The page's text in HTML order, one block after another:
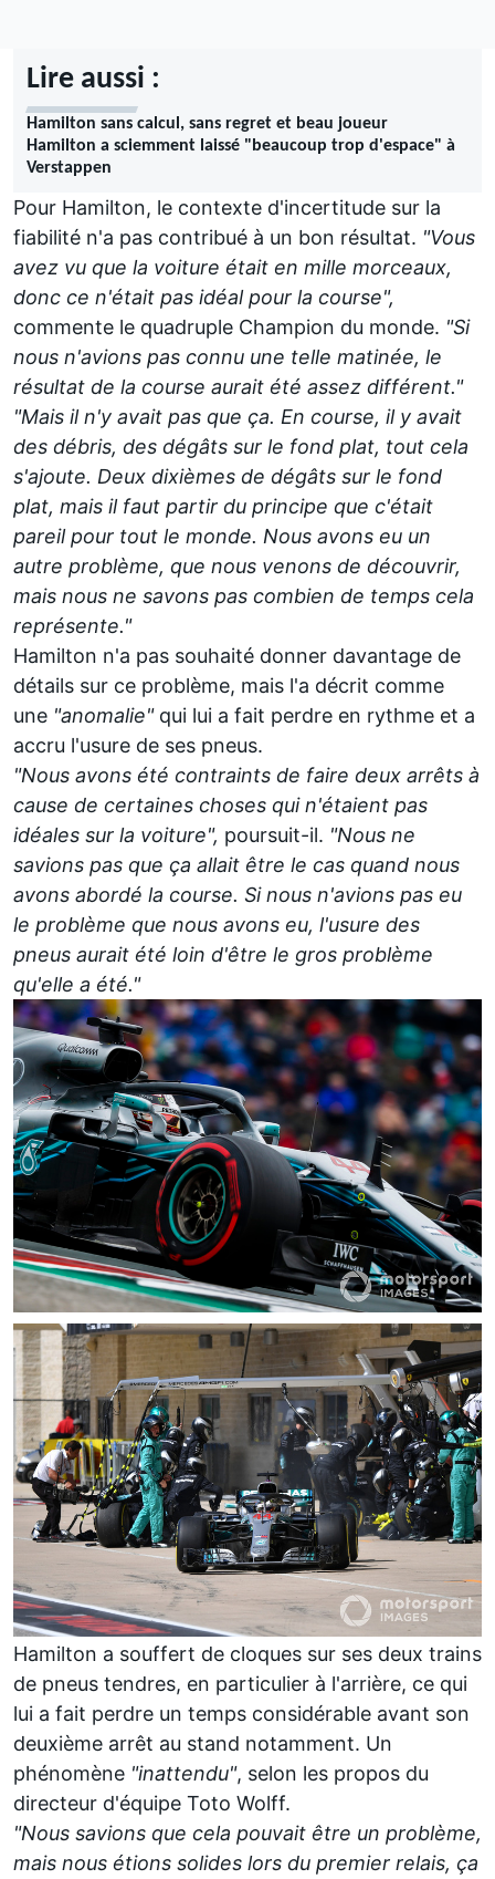
Lire aussi :
Hamilton sans calcul, sans regret et beau joueur
Hamilton a sciemment laissé "beaucoup trop d'espace" à
Verstappen
Pour Hamilton, le contexte d'incertitude sur la
fiabilité n'a pas contribué à un bon résultat. "Vous
avez vu que la voiture était en mille morceaux,
donc ce n'était pas idéal pour la course",
commente le quadruple Champion du monde. "Si
nous n'avions pas connu une telle matinée, le
résultat de la course aurait été assez différent."
"Mais il n'y avait pas que ça. En course, il y avait
des débris, des dégâts sur le fond plat, tout cela
s'ajoute. Deux dixièmes de dégâts sur le fond
plat, mais il faut partir du principe que c'était
pareil pour tout le monde. Nous avons eu un
autre problème, que nous venons de découvrir,
mais nous ne savons pas combien de temps cela
représente."
Hamilton n'a pas souhaité donner davantage de
détails sur ce problème, mais l'a décrit comme
une "anomalie"qui lui a fait perdre en rythme et a
accru l'usure de ses pneus.
"Nous avons été contraints de faire deux arrêts à
cause de certaines choses qui n'étaient pas
idéales sur la voiture", poursuit-il. "Nous ne
savions pas que ça allait être le cas quand nous
avons abordé la course. Si nous n'avions pas eu
le problème que nous avons eu, l'usure des
pneus aurait été loin d'être le gros problème
qu'elle a été."
Hamilton a souffert de cloques sur ses deux trains
de pneus tendres, en particulier à l'arrière, ce qui
lui a fait perdre un temps considérable avant son
deuxième arrêt au stand notamment. Un
phénomène "inattendu", selon les propos du
directeur d'équipe Toto Wolff.
"Nous savions que cela pouvait être un problème,
mais nous étions solides lors du premier relais, ça